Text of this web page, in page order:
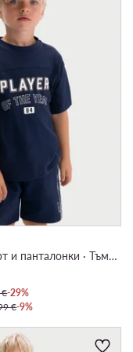
Комплект тишърт и панталонки · Тъмносин
€-29%
€-9%